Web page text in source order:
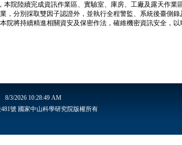
本院陸續完成資訊作業區、實驗室、庫房、 工廠及露天作業
，分別採取雙因子認證外， 並執行全程警監、系統後臺側錄
本院將持續精進相關資安及保密作法，確維機密資訊安全， 以
8/3/2026 10:28:49 AM
號 國家中山科學研究院版權所有